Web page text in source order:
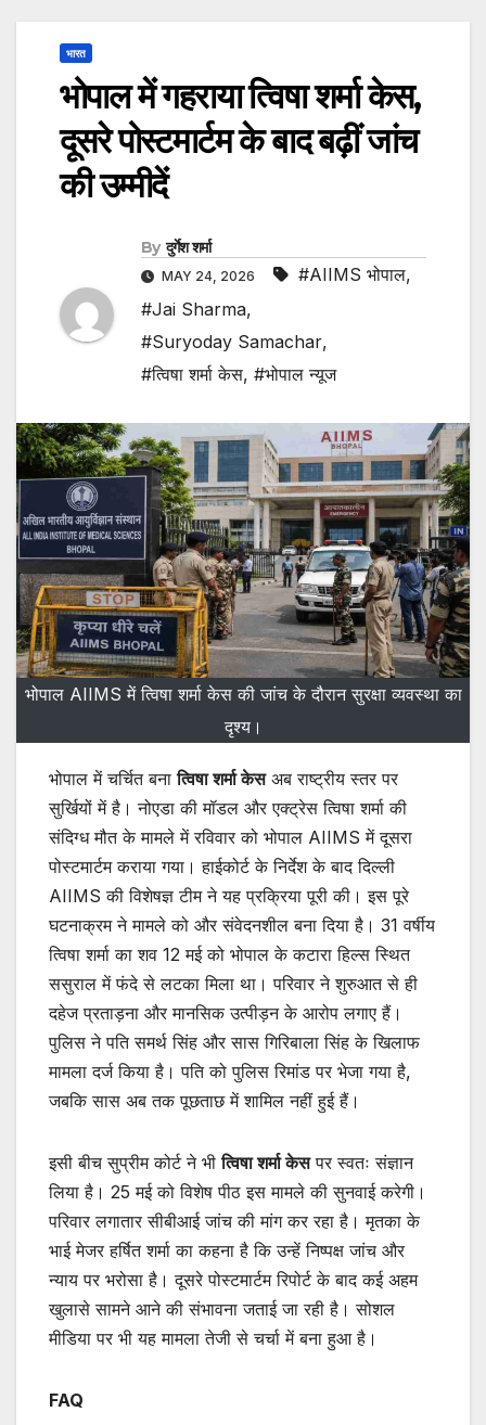
भारत
भोपाल में गहराया त्विषा शर्मा केस,
दूसरे पोस्टमार्टम के बाद बढ़ीं जांच
की उम्मीदें
By दुर्गेश शर्मा
MAY 24, 2026 #AIIMS भोपाल,
#Jai Sharma,
#Suryoday Samachar,
#त्विषा शर्मा केस, #भोपाल न्यूज
भोपाल AIIMS में त्विषा शर्मा केस की जांच के दौरान सुरक्षा व्यवस्था का
दृश्य।
भोपाल में चर्चित बनात्विषा शर्मा केसअब राष्ट्रीय स्तर पर
सुर्खियों में है। नोएडा की मॉडल और एक्ट्रेस त्विषा शर्मा की
संदिग्ध मौत के मामले में रविवार को भोपाल AIIMS में दूसरा
पोस्टमार्टम कराया गया। हाईकोर्ट के निर्देश के बाद दिल्ली
AIIMS की विशेषज्ञ टीम ने यह प्रक्रिया पूरी की। इस पूरे
घटनाक्रम ने मामले को और संवेदनशील बना दिया है। 31 वर्षीय
त्विषा शर्मा का शव 12 मई को भोपाल के कटारा हिल्स स्थित
ससुराल में फंदे से लटका मिला था। परिवार ने शुरुआत से ही
दहेज प्रताड़ना और मानसिक उत्पीड़न के आरोप लगाए हैं।
पुलिस ने पति समर्थ सिंह और सास गिरिबाला सिंह के खिलाफ
मामला दर्ज किया है। पति को पुलिस रिमांड पर भेजा गया है,
जबकि सास अब तक पूछताछ में शामिल नहीं हुई हैं।
इसी बीच सुप्रीम कोर्ट ने भीत्विषा शर्मा केसपर स्वतः संज्ञान
लिया है। 25 मई को विशेष पीठ इस मामले की सुनवाई करेगी।
परिवार लगातार सीबीआई जांच की मांग कर रहा है। मृतका के
भाई मेजर हर्षित शर्मा का कहना है कि उन्हें निष्पक्ष जांच और
न्याय पर भरोसा है। दूसरे पोस्टमार्टम रिपोर्ट के बाद कई अहम
खुलासे सामने आने की संभावना जताई जा रही है। सोशल
मीडिया पर भी यह मामला तेजी से चर्चा में बना हुआ है।
FAQ